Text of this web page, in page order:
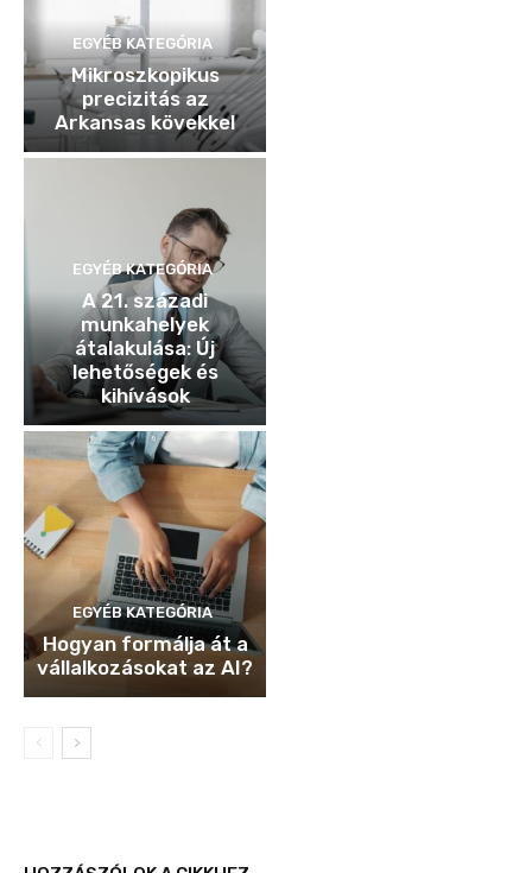
EGYÉB KATEGÓRIA
Mikroszkopikus
precizitás az
Arkansas kövekkel
EGYÉB KATEGÓRIA
A 21. századi
munkahelyek
átalakulása: Új
lehetőségek és
kihívások
EGYÉB KATEGÓRIA
Hogyan formálja át a
vállalkozásokat az AI?